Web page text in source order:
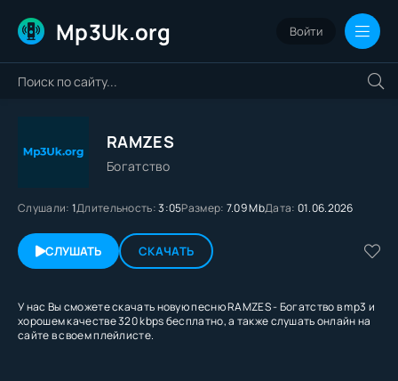
Mp3Uk.org Войти
RAMZES
Богатство
Слушали: 1Длительность:3:05Размер: 7.09 MbДата: 01.06.2026
СЛУШАТЬ СКАЧАТЬ
У нас Вы сможете скачать новую песню RAMZES - Богатство в mp3 и
хорошем качестве 320 kbps бесплатно, а также слушать онлайн на
сайте в своем плейлисте.